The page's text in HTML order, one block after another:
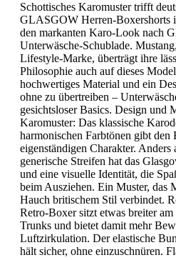
Schottisches Karomuster trifft
GLASGOW Herren-Boxershorts
den markanten Karo-Look nach
Unterwäsche-Schublade.
Lifestyle-Marke, überträgt ihre
Philosophie auch auf dieses
hochwertiges Material und ein
ohne zu übertreiben –
gesichtsloser Basics. Design und
Karomuster: Das klassische
harmonischen Farbtönen gibt den
eigenständigen Charakter.
generische Streifen hat das
und eine visuelle Identität, die
beim Ausziehen. Ein Muster, das
Hauch britischem Stil verbindet.
Retro-Boxer sitzt etwas breiter
Trunks und bietet damit mehr
Luftzirkulation. Der elastische
hält sicher, ohne einzuschnüren.